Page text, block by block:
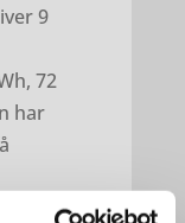
9
72
har